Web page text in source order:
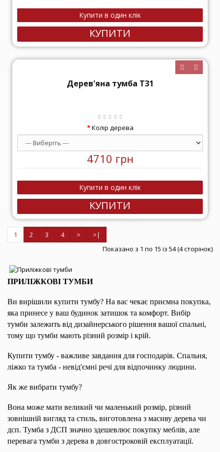
КУПИТИ
Дерев'яна тумба Т31
Колір дерева
4710 грн
КУПИТИ
1 2 3 4 >
>|
Показано з 1 по 15 із 54 (4 сторінок)
ПРИЛІЖКОВІ ТУМБИ
Ви вирішили купити тумбу? На вас чекає приємна покупка,
яка принесе у ваш будинок затишок та комфорт. Вибір
тумби залежить від дизайнерського рішення вашої спальні,
тому що тумби мають різний розмір і крій.
Купити тумбу - важливе завдання для господарів. Спальня,
ліжко та тумба - невід'ємні речі для відпочинку людини.
Як же вибрати тумбу?
Вона може мати великий чи маленький розмір, різний
зовнішній вигляд та стиль, виготовлена з масиву дерева чи
дсп. Тумба з ДСП значно здешевлює покупку меблів, але
перевага тумби з дерева в довгостроковій експлуатації.